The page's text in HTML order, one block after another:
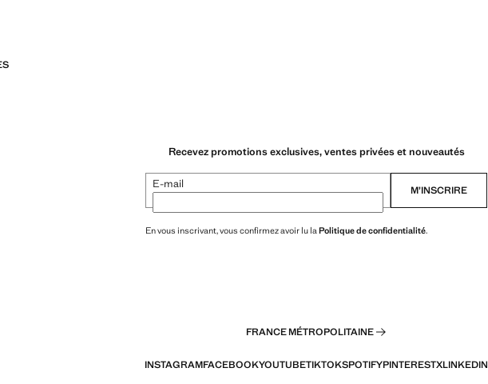
Recevez promotions exclusives, ventes privées et nouveautés
E-mail M’INSCRIRE
En vous inscrivant, vous confirmez avoir lu la Politique de confidentialité.
FRANCE MÉTROPOLITAINE
INSTAGRAMFACEBOOKYOUTUBETIKTOKSPOTIFYPINTERESTXLINKEDIN